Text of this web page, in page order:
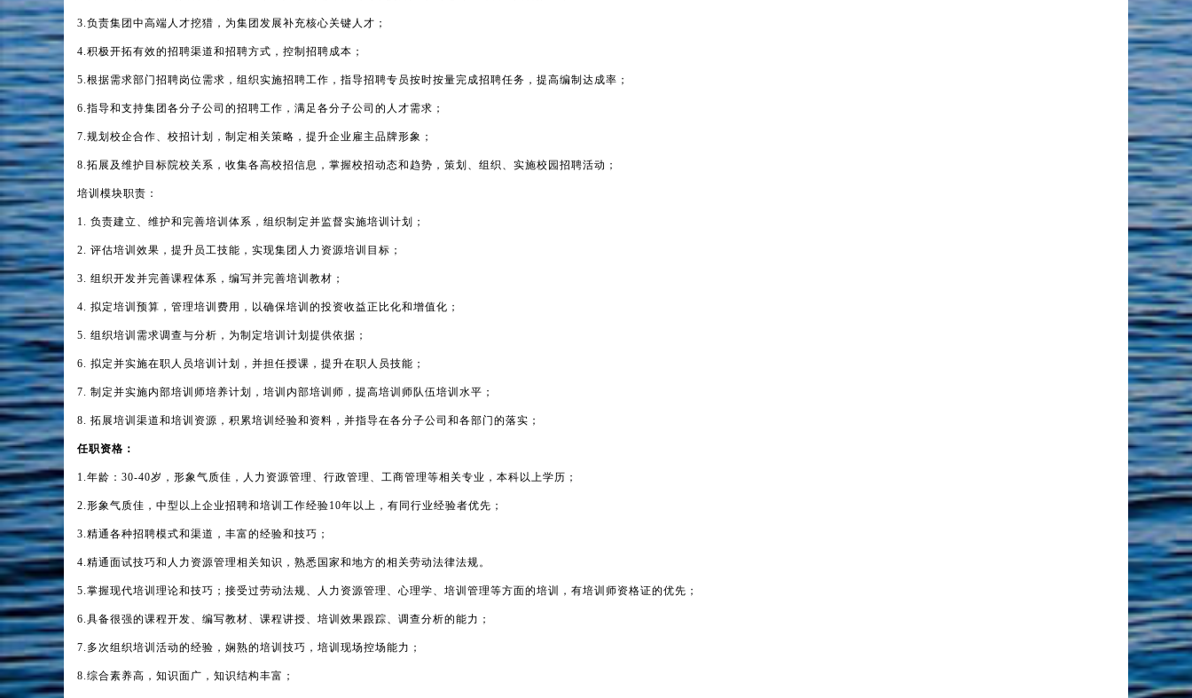
3. 负责集团中高端人才挖猎，为集团发展补充核心关键人才；
4. 积极开拓有效的招聘渠道和招聘方式，控制招聘成本；
5. 根据需求部门招聘岗位需求，组织实施招聘工作，指导招聘专员按时按量完成招聘任务，提高编制达成率；
6. 指导和支持集团各分子公司的招聘工作，满足各分子公司的人才需求；
7. 规划校企合作、校招计划，制定相关策略，提升企业雇主品牌形象；
8. 拓展及维护目标院校关系，收集各高校招信息，掌握校招动态和趋势，策划、组织、实施校园招聘活动；
培训模块职责：
1. 负责建立、维护和完善培训体系，组织制定并监督实施培训计划；
2. 评估培训效果，提升员工技能，实现集团人力资源培训目标；
3. 组织开发并完善课程体系，编写并完善培训教材；
4. 拟定培训预算，管理培训费用，以确保培训的投资收益正比化和增值化；
5. 组织培训需求调查与分析，为制定培训计划提供依据；
6. 拟定并实施在职人员培训计划，并担任授课，提升在职人员技能；
7. 制定并实施内部培训师培养计划，培训内部培训师，提高培训师队伍培训水平；
8. 拓展培训渠道和培训资源，积累培训经验和资料，并指导在各分子公司和各部门的落实；
任职资格：
1. 年龄：30-40岁，形象气质佳，人力资源管理、行政管理、工商管理等相关专业，本科以上学历；
2. 形象气质佳，中型以上企业招聘和培训工作经验10年以上，有同行业经验者优先；
3. 精通各种招聘模式和渠道，丰富的经验和技巧；
4. 精通面试技巧和人力资源管理相关知识，熟悉国家和地方的相关劳动法律法规。
5. 掌握现代培训理论和技巧；接受过劳动法规、人力资源管理、心理学、培训管理等方面的培训，有培训师资格证的优先；
6. 具备很强的课程开发、编写教材、课程讲授、培训效果跟踪、调查分析的能力；
7. 多次组织培训活动的经验，娴熟的培训技巧，培训现场控场能力；
8. 综合素养高，知识面广，知识结构丰富；